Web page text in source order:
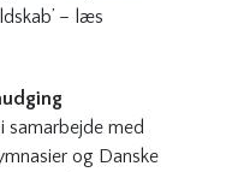
– læs
samarbejde med
og Danske